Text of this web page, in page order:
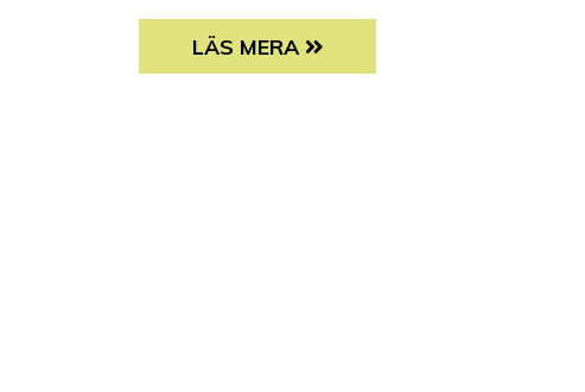
SEMINARIUM: MINORITETER OCH
LÄS MERA